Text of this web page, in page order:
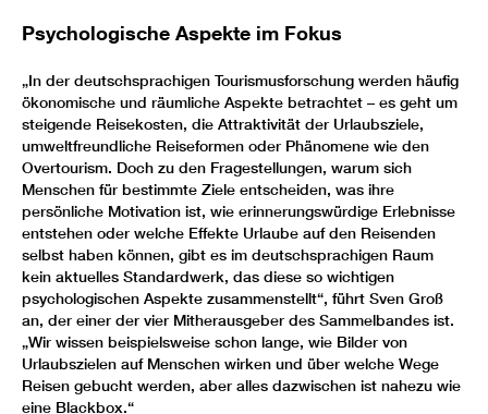
Psychologische Aspekte im Fokus
„In der deutschsprachigen Tourismusforschung werden häufig
ökonomische und räumliche Aspekte betrachtet – es geht um
steigende Reisekosten, die Attraktivität der Urlaubsziele,
umweltfreundliche Reiseformen oder Phänomene wie den
Overtourism. Doch zu den Fragestellungen, warum sich
Menschen für bestimmte Ziele entscheiden, was ihre
persönliche Motivation ist, wie erinnerungswürdige Erlebnisse
entstehen oder welche Effekte Urlaube auf den Reisenden
selbst haben können, gibt es im deutschsprachigen Raum
kein aktuelles Standardwerk, das diese so wichtigen
psychologischen Aspekte zusammenstellt“, führt Sven Groß
an, der einer der vier Mitherausgeber des Sammelbandes ist.
„Wir wissen beispielsweise schon lange, wie Bilder von
Urlaubszielen auf Menschen wirken und über welche Wege
Reisen gebucht werden, aber alles dazwischen ist nahezu wie
eine Blackbox.“